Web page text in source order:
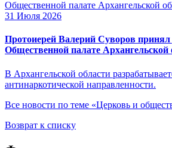
31 Июля 2026
Протоиерей Валерий Суворов принял
Общественной палате Архангельской
В Архангельской области
антинаркотической направленности.
Все новости по теме «Церковь и
Возврат к списку